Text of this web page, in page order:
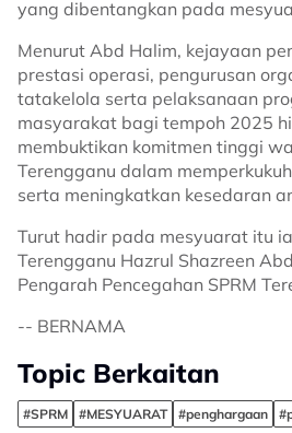
yang dibentangkan pada
Menurut Abd Halim, kejayaan
prestasi operasi, pengurusan
tatakelola serta pelaksanaan
masyarakat bagi tempoh 2025
membuktikan komitmen tinggi
Terengganu dalam
serta meningkatkan kesedaran
Turut hadir pada mesyuarat itu
Terengganu Hazrul Shazreen
Pengarah Pencegahan SPRM
-- BERNAMA
Topic Berkaitan
#SPRM #MESYUARAT #penghargaan